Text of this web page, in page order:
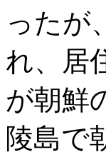
ったが
れ、居
が朝鮮
陵島で